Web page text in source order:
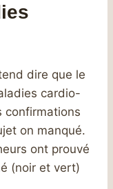
dire que le
cardio-
confirmations
on manqué.
ont prouvé
(noir et vert)